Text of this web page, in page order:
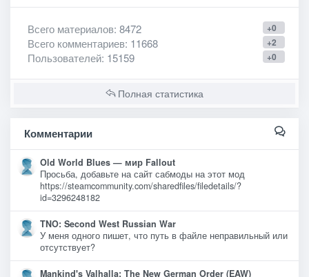
+0
Всего материалов: 8472
+2
Всего комментариев: 11668
+0
Пользователей: 15159
Полная статистика
Комментарии
Old World Blues — мир Fallout
Просьба, добавьте на сайт сабмоды на этот мод
https://steamcommunity.com/sharedfiles/filedetails/?
id=3296248182
TNO: Second West Russian War
У меня одного пишет, что путь в файле неправильный или
отсутствует?
Mankind's Valhalla: The New German Order (EAW)